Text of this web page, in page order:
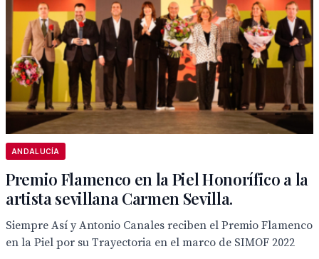
ANDALUCÍA
Premio Flamenco en la Piel Honorífico a la
artista sevillana Carmen Sevilla.
Siempre Así y Antonio Canales reciben el Premio Flamenco
en la Piel por su Trayectoria en el marco de SIMOF 2022